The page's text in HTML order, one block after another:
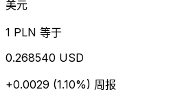
美元
1 PLN 等于
0.268540 USD
+0.0029 (1.10%) 周报